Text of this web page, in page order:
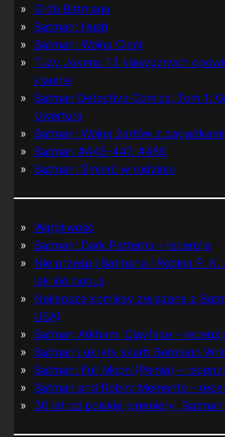
Grób Batmana
Batman: Hush
Batman: Wojna Cieni
Tuzy Jokera: 13 klasycznych
klaunie
Batman Detective Comics, Tom 1:
Uwertura
Batman: Wojna żartów z zagadkami
Batman #445-447, #480
Batman: Śmierć w rodzinie
Wątpliwość
Batman: Dark Patterns – recenzja
Nie prześpij Batmana i Robina P.
jak lód bonus
Najlepsze komiksy związane z
USA)
Batman Arkham: Clayface –
Batman i ukryty skarb Berniego
Batman: Full Moon (Pełnia) –
Batman and Robin: Memento –
30 lat od polskiej premiery „Batman